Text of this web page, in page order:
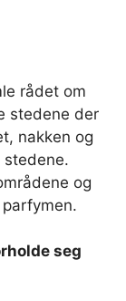
rådet om
stedene der
nakken og
og
seg